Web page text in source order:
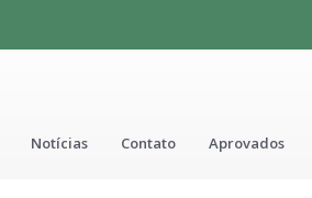
Notícias Contato Aprovados